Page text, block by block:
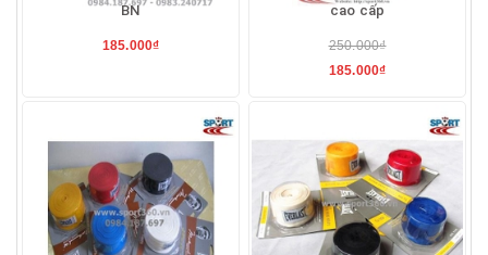
BN
185.000₫
cao cấp
250.000₫
185.000₫